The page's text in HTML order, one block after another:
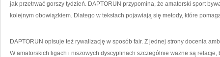
jak przetrwać gorszy tydzień. DAPTORUN przypomina, że amatorski sport
kolejnym obowiązkiem. Dlatego w tekstach pojawiają się metody, które
DAPTORUN opisuje też rywalizację w sposób fair. Z jednej strony docenia
W amatorskich ligach i niszowych dyscyplinach szczególnie ważne są relacje,